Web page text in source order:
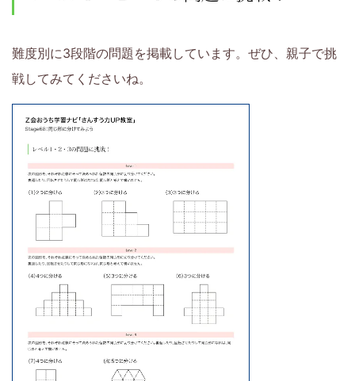
難度別に3段階の問題を掲載しています。ぜひ、親子で挑
戦してみてくださいね。